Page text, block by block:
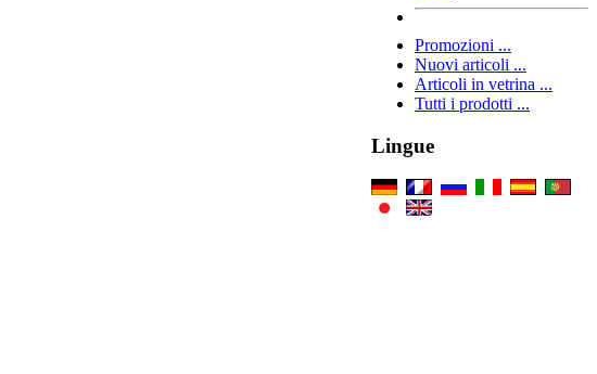
Promozioni ...
Nuovi articoli ...
Articoli in vetrina ...
Tutti i prodotti ...
Lingue